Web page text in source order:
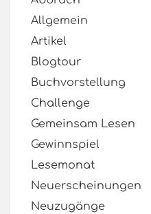
Allgemein
Artikel
Blogtour
Buchvorstellung
Challenge
Gemeinsam Lesen
Gewinnspiel
Lesemonat
Neuerscheinungen
Neuzugänge